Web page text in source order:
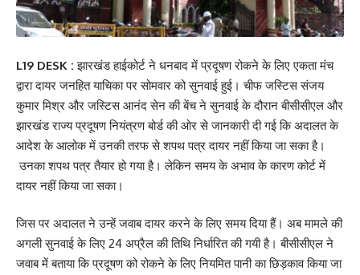
L19 DESK : झारखंड हाईकोर्ट ने धनबाद में प्रदूषण रोकने के लिए एकता मंच
द्वारा दायर जनहित याचिका पर सोमवार को सुनवाई हुई। चीफ जस्टिस संजय
कुमार मिश्र और जस्टिस आनंद सेन की बेंच ने सुनवाई के दौरान बीसीसीएल और
झारखंड राज्य प्रदूषण नियंत्रण बोर्ड की ओर से जानकारी दी गई कि अदालत के
आदेश के आलोक में उनकी तरफ से शपथ पत्र दायर नहीं किया जा सका है।
उनका शपथ पत्र तैयार हो गया है। लेकिन समय के अभाव के कारण कोर्ट में
दायर नहीं किया जा सका।
जिस पर अदालत ने उन्हें जवाब दायर करने के लिए समय दिया हैं। अब मामले की
अगली सुनवाई के लिए 24 अप्रैल की तिथि निर्धारित की गयी है। बीसीसीएल ने
जवाब में बताया कि प्रदूषण को रोकने के लिए नियमित पानी का छिड़काव किया जा